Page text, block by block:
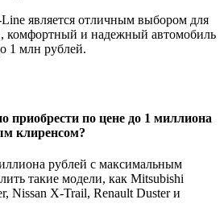
является отличным выбором для
комфортный и надежный автомобиль
1 млн рублей.
приобрести по цене до 1 миллиона
клиренсом?
рублей с максимальным
такие модели, как Mitsubishi
Nissan X-Trail, Renault Duster и